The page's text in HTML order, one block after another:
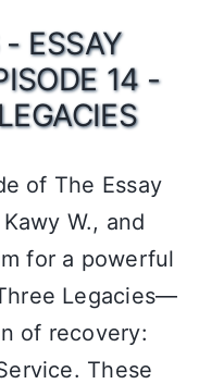
ESSAY
14 -
of The Essay
W., and
for a powerful
Legacies—
of recovery:
These